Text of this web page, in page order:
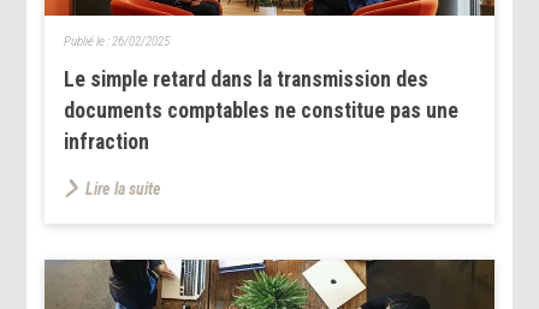
Le simple retard dans la transmission des
documents comptables ne constitue pas une
infraction
Publié le : 26/02/2025
Lire la suite